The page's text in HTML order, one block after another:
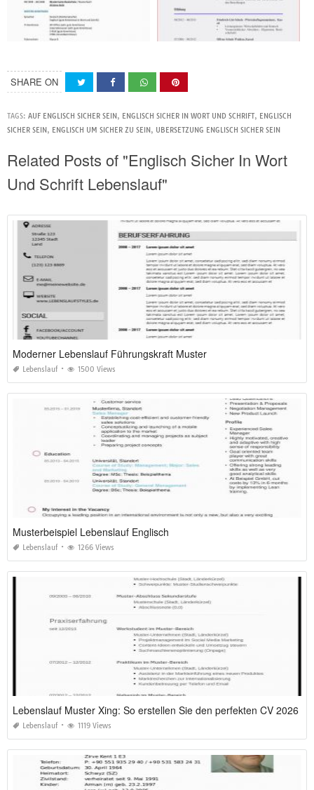
SHARE ON
TAGS: AUF ENGLISCH SICHER SEIN , ENGLISCH SICHER IN WORT UND SCHRIFT, ENGLISCH
SICHER SEIN , ENGLISCH UM SICHER ZU SEIN , UBERSETZUNG ENGLISCH SICHER SEIN
Related Posts of "Englisch Sicher In Wort
Und Schrift Lebenslauf"
Moderner Lebenslauf Führungskraft Muster
Lebenslauf 1500 Views
Musterbeispiel Lebenslauf Englisch
Lebenslauf 1266 Views
Lebenslauf Muster Xing: So erstellen Sie den perfekten CV 2026
Lebenslauf 1119 Views